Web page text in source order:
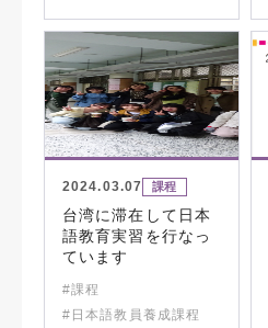
2024.03.07 課程
台湾に滞在して日本
語教育実習を行なっ
ています
#課程
#日本語教員養成課程